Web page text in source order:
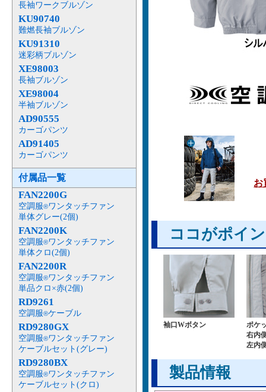
お
ココがポイ
袖口Wボタン
ポケ
右内
左内
製品情報
長袖ワークブルゾン
KU90740
難燃長袖ブルゾン
KU91310
迷彩柄ブルゾン
XE98003
長袖ブルゾン
XE98004
半袖ブルゾン
AD90555
カーゴパンツ
AD91405
カーゴパンツ
付属品一覧
FAN2200G
空調服®ワンタッチファン
単体グレー(2個)
FAN2200K
空調服®ワンタッチファン
単体クロ(2個)
FAN2200R
空調服®ワンタッチファン
単品クロ×赤(2個)
RD9261
空調服®ケーブル
RD9280GX
空調服®ワンタッチファン
ケーブルセット(グレー)
RD9280BX
空調服®ワンタッチファン
ケーブルセット(クロ)